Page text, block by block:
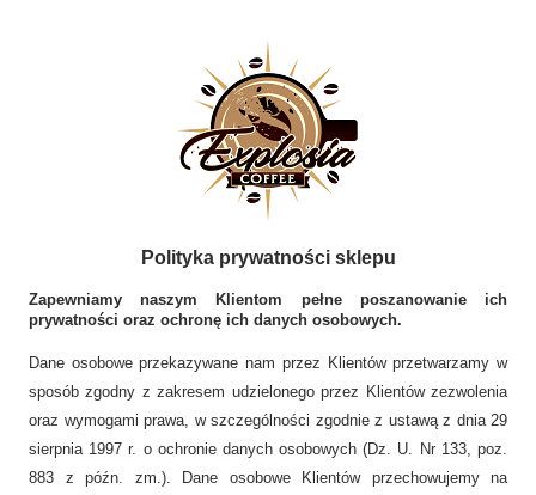
Polityka prywatności sklepu
Zapewniamy naszym Klientom pełne poszanowanie ich
prywatności oraz ochronę ich danych osobowych.
Dane osobowe przekazywane nam przez Klientów przetwarzamy w
sposób zgodny z zakresem udzielonego przez Klientów zezwolenia
oraz wymogami prawa, w szczególności zgodnie z ustawą z dnia 29
sierpnia 1997 r. o ochronie danych osobowych (Dz. U. Nr 133, poz.
883 z późn. zm.). Dane osobowe Klientów przechowujemy na